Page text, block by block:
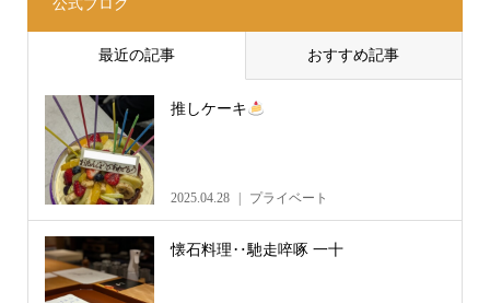
公式ブログ
最近の記事 おすすめ記事
推しケーキ
2025.04.28 プライベート
懐石料理‥馳走啐啄 一十